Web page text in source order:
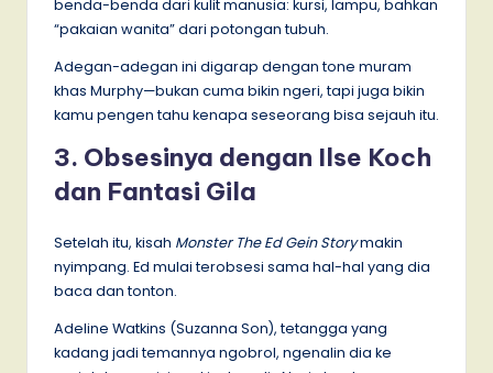
benda-benda dari kulit manusia: kursi, lampu, bahkan
“pakaian wanita” dari potongan tubuh.
Adegan-adegan ini digarap dengan tone muram
khas Murphy—bukan cuma bikin ngeri, tapi juga bikin
kamu pengen tahu kenapa seseorang bisa sejauh itu.
3. Obsesinya dengan Ilse Koch
dan Fantasi Gila
Setelah itu, kisah Monster The Ed Gein Storymakin
nyimpang. Ed mulai terobsesi sama hal-hal yang dia
baca dan tonton.
Adeline Watkins (Suzanna Son), tetangga yang
kadang jadi temannya ngobrol, ngenalin dia ke